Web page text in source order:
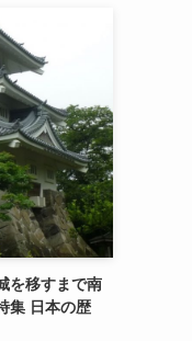
を移すまで南
集 日本の歴